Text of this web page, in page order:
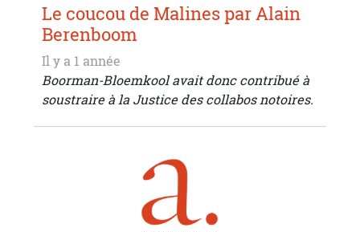
Le coucou de Malines par Alain
Berenboom
Il y a 1 année
Boorman-Bloemkool avait donc contribué à
soustraire à la Justice des collabos notoires.